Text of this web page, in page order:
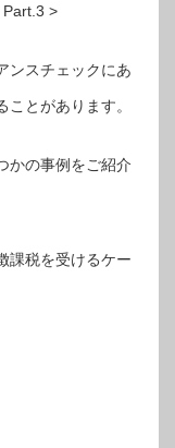
Part.3 >
ンスチェックにあ
とがあります。
かの事例をご紹介
課税を受けるケー